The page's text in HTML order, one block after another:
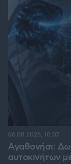
Αγαθονήσι:
αυτοκινήτων
06.08.2026, 10:07